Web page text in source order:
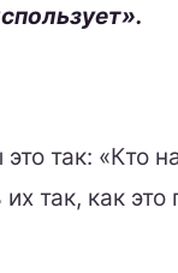
так: «Кто
так, как это